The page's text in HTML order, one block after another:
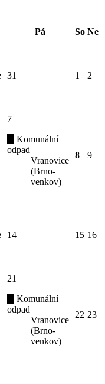
Pá So Ne
31 1 2
7
Komunální
odpad
Vranovice
(Brno-
venkov)
8 9
14 15 16
21
Komunální
odpad
Vranovice
(Brno-
venkov)
22 23